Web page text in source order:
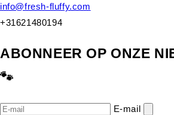
info@fresh-fluffy.com
+31621480194
ABONNEER OP ONZE
🐾
E‑mail